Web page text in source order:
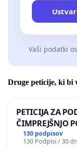
Vaši podatki
Druge peticije, ki bi
PETICIJA ZA
ČIMPREJŠNJO
BERNARDA
130 podpisov
130 Podpisi / 30